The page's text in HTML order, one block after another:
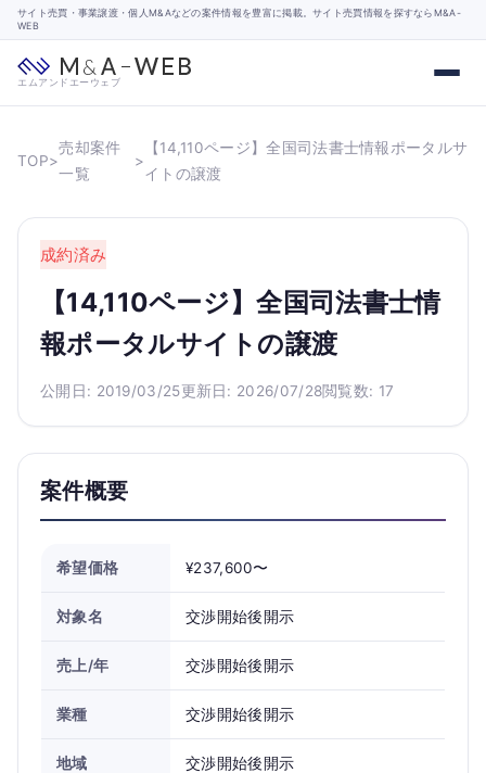
サイト売買・事業譲渡・個人M&Aなどの案件情報を豊富に掲載。サイト売買情報を探すならM&A-
WEB
エムアンドエーウェブ
TOP>
売却案件
一覧
>
【14,110ページ】全国司法書士情報ポータルサ
イトの譲渡
成約済み
【14,110ページ】全国司法書士情
報ポータルサイトの譲渡
公開日: 2019/03/25更新日: 2026/07/28閲覧数: 17
案件概要
希望価格 ¥237,600〜
対象名 交渉開始後開示
売上/年 交渉開始後開示
業種 交渉開始後開示
地域 交渉開始後開示